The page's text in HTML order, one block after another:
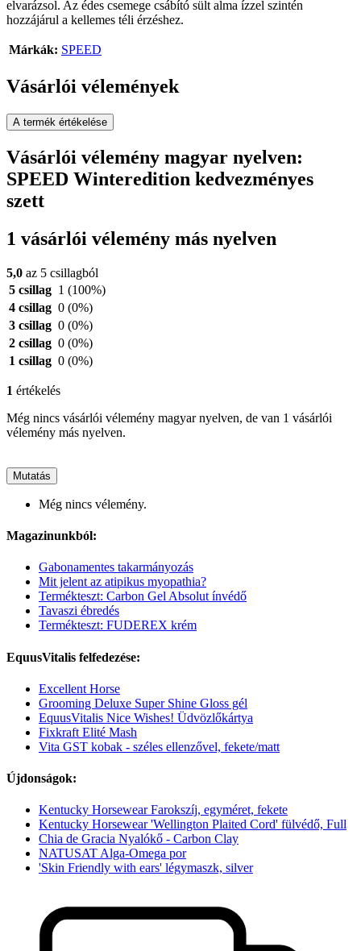
elvarázsol. Az édes csemege csábító sült alma ízzel szintén
hozzájárul a kellemes téli érzéshez.
Márkák: SPEED
Vásárlói vélemények
A termék értékelése
Vásárlói vélemény magyar nyelven:
SPEED Winteredition kedvezményes
szett
1 vásárlói vélemény más nyelven
5,0 az 5 csillagból
5 csillag 1 (100%)
4 csillag 0 (0%)
3 csillag 0 (0%)
2 csillag 0 (0%)
1 csillag 0 (0%)
1 értékelés
Még nincs vásárlói vélemény magyar nyelven, de van 1 vásárlói
vélemény más nyelven.
Mutatás
Még nincs vélemény.
Magazinunkból:
Gabonamentes takarmányozás
Mit jelent az atipikus myopathia?
Termékteszt: Carbon Gel Absolut ínvédő
Tavaszi ébredés
Termékteszt: FUDEREX krém
EquusVitalis felfedezése:
Excellent Horse
Grooming Deluxe Super Shine Gloss gél
EquusVitalis Nice Wishes! Üdvözlőkártya
Fixkraft Elité Mash
Vita GST kobak - széles ellenzővel, fekete/matt
Újdonságok:
Kentucky Horsewear Farokszíj, egyméret, fekete
Kentucky Horsewear 'Wellington Plaited Cord' fülvédő, Full
Chia de Gracia Nyalókő - Carbon Clay
NATUSAT Alga-Omega por
'Skin Friendly with ears' légymaszk, silver